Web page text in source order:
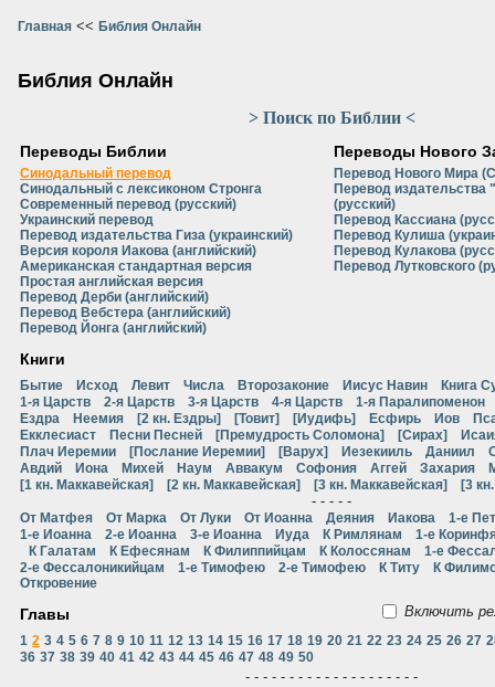
Главная << Библия Онлайн
Библия Онлайн
> Поиск по Библии <
Переводы Библии
Синодальный перевод
Синодальный с лексиконом Стронга
Современный перевод (русский)
Украинский перевод
Перевод издательства Гиза (украинский)
Версия короля Иакова (английский)
Американская стандартная версия
Простая английская версия
Перевод Дерби (английский)
Перевод Вебстера (английский)
Перевод Йонга (английский)
Переводы Нового
Перевод Нового Мира
Перевод
(русский)
Перевод Кассиана
Перевод Кулиша
Перевод Кулакова
Перевод Лутковского
Книги
Бытие Исход Левит Числа Второзаконие Иисус Навин
Книга
1-я Царств
2-я Царств 3-я Царств 4-я Царств
1-я Паралипоменон
Ездра
Неемия [2 кн. Ездры] [Товит] [Иудифь] Есфирь Иов
Екклесиаст
Песни Песней [Премудрость Соломона] [Сирах]
Плач Иеремии
[Послание Иеремии] [Варух] Иезекииль Даниил
Авдий
Иона Михей Наум Аввакум Софония Аггей Захария
[1 кн. Маккавейская]
[2 кн. Маккавейская] [3 кн. Маккавейская] [3
- - - - -
От Матфея От Марка От Луки От Иоанна Деяния Иакова
1-е
1-е Иоанна
2-е Иоанна 3-е Иоанна Иуда К Римлянам
1-е
К Галатам
К Ефесянам К Филиппийцам К Колоссянам
1-е
2-е Фессалоникийцам
1-е Тимофею 2-е Тимофею К Титу
К
Откровение
Главы Включить
1 2 3 4 5 6 7 8 9 10 11 12 13 14 15 16 17 18 19 20 21 22 23 24 25 26 27
36 37 38 39 40 41 42 43 44 45 46 47 48 49 50
- - - - - - - - - - - - - - - - - - - -